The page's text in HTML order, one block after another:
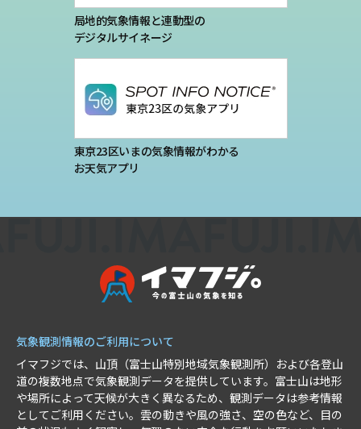
局地的気象情報と連動型の
デジタルサイネージ
東京23区いまの気象情報がわかる
お天気アプリ
気象観測情報のご利用について
イマフジでは、山頂（富士山特別地域気象観測所）および各登山
道の複数地点で気象観測データを提供しています。富士山は地形
や場所によって天候が大きく異なるため、観測データは参考情報
としてご利用ください。雲の動きや風の強さ、空の色など、目の